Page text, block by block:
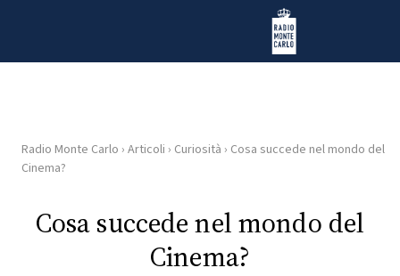
Radio Monte Carlo
HOME
RADIO
Radio Monte Carlo › Articoli › Curiosità › Cosa succede nel mondo del
Cinema?
Cosa succede nel mondo del
Cinema?